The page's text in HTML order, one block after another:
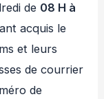
de 08 H à
acquis le
et leurs
de courrier
de